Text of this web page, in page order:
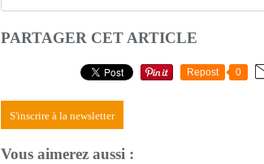
PARTAGER CET ARTICLE
Repost 0
S'inscrire à la newsletter
Vous aimerez aussi :